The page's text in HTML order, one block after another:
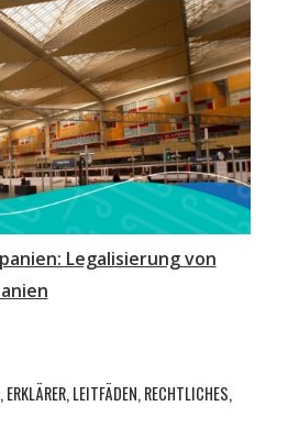
Legalisierung von
,ERKLÄRER,LEITFÄDEN,RECHTLICHES,